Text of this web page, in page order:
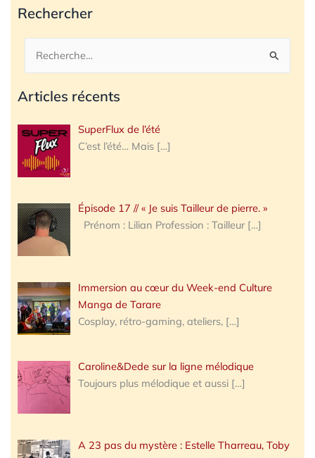
Rechercher
Rechercher :
Articles récents
SuperFlux de l’été
C’est l’été… Mais […]
Épisode 17 // « Je suis Tailleur de pierre. »
Prénom : Lilian Profession : Tailleur […]
Immersion au cœur du Week-end Culture
Manga de Tarare
Cosplay, rétro-gaming, ateliers, […]
Caroline&Dede sur la ligne mélodique
Toujours plus mélodique et aussi […]
A 23 pas du mystère : Estelle Tharreau, Toby